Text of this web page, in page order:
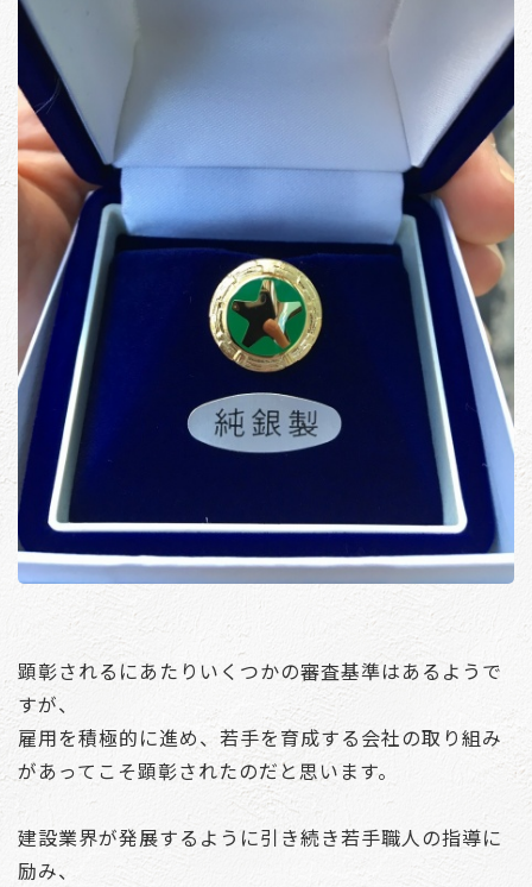
顕彰されるにあたりいくつかの審査基準はあるようで
すが、
雇用を積極的に進め、若手を育成する会社の取り組み
があってこそ顕彰されたのだと思います。
建設業界が発展するように引き続き若手職人の指導に
励み、